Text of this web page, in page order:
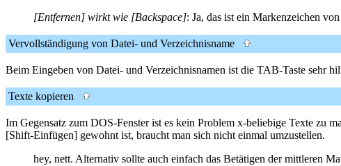
[Entfernen] wirkt wie [Backspace]: Ja, das ist ein Markenzeichen von
Vervollständigung von Datei- und Verzeichnisname
Beim Eingeben von Datei- und Verzeichnisnamen ist die TAB-Taste sehr
Texte kopieren
Im Gegensatz zum DOS-Fenster ist es kein Problem x-beliebige Texte zu
[Shift-Einfügen] gewohnt ist, braucht man sich nicht einmal umzustellen.
hey, nett. Alternativ sollte auch einfach das Betätigen der mittleren